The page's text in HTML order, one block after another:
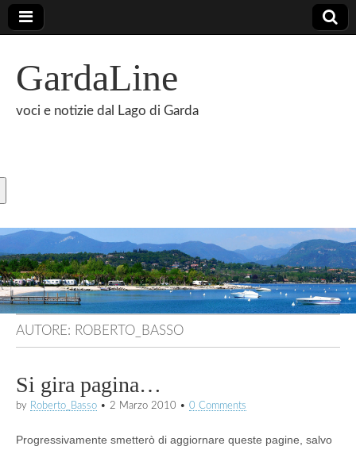
GardaLine
voci e notizie dal Lago di Garda
AUTORE: ROBERTO_BASSO
Si gira pagina…
by Roberto_Basso • 2 Marzo 2010 • 0 Comments
Progressivamente smetterò di aggiornare queste pagine, salvo